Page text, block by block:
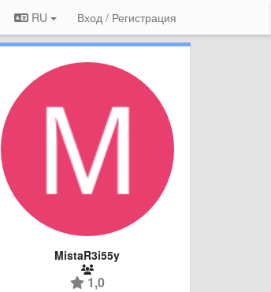
RU Вход / Регистрация
MistaR3i55y
1,0